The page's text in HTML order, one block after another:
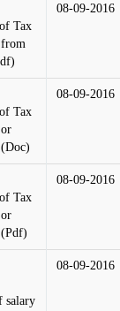
Tax
08-09-2016
Tax
08-09-2016
Tax
08-09-2016
salary
08-09-2016